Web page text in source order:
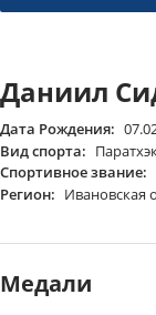
Даниил
Дата Рождения:
Вид спорта:
Спортивное звание:
Регион: Ивановская
Медали